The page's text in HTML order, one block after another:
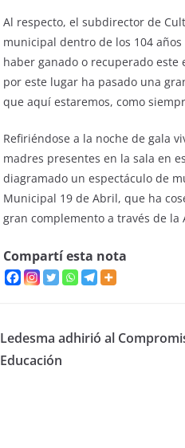
Al respecto, el subdirector de
municipal dentro de los 104
haber ganado o recuperado
por este lugar ha pasado una
que aquí estaremos, como
Refiriéndose a la noche de gala
madres presentes en la sala en
diagramado un espectáculo de
Municipal 19 de Abril, que ha
gran complemento a través de la
Compartí esta nota
Ledesma adhirió al
Educación